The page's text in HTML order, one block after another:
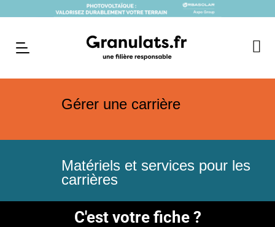
Gérer une carrière
Matériels et services pour les
carrières
C'est votre fiche ?